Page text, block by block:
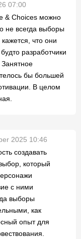
07:00
& Choices можно
не всегда выборы
что они
разработчики
Занятное
бы большей
В целом
2025 10:46
создавать
который
с ними
выборы
как
опыт для